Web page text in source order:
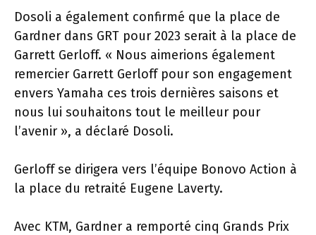
Dosoli a également confirmé que la place de
Gardner dans GRT pour 2023 serait à la place de
Garrett Gerloff. « Nous aimerions également
remercier Garrett Gerloff pour son engagement
envers Yamaha ces trois dernières saisons et
nous lui souhaitons tout le meilleur pour
l’avenir », a déclaré Dosoli.
Gerloff se dirigera vers l’équipe Bonovo Action à
la place du retraité Eugene Laverty.
Avec KTM, Gardner a remporté cinq Grands Prix